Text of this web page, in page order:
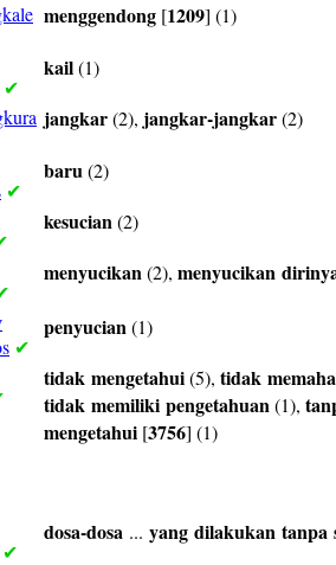
menggendong [1209] (1)
✔
kail(1)
jangkar(2), jangkar-jangkar(2)
✔
baru(2)
kesucian(2)
menyucikan(2), menyucikan
✔
penyucian(1)
tidak mengetahui(5), tidak
tidak memiliki pengetahuan(1),
mengetahui [3756] (1)
✔
dosa-dosa ... yang dilakukan tanpa